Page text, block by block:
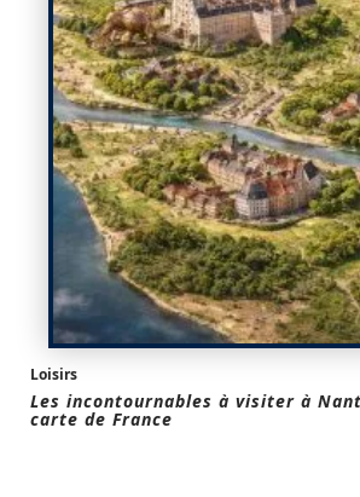
Loisirs
Les incontournables à visiter à
carte de France